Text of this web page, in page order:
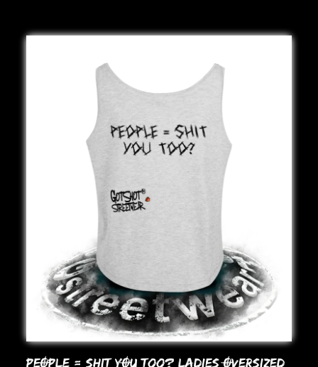
PEOPLE = SHIT YOU Too? LADIES OVERSIZED